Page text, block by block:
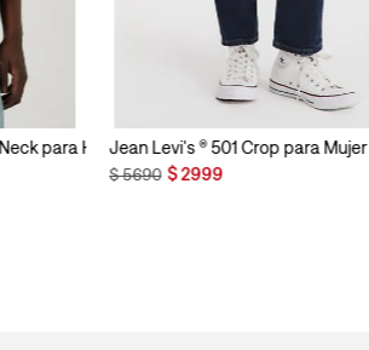
para HombreJean Levi's ® 501 Crop para Mujer
$5690 $2999